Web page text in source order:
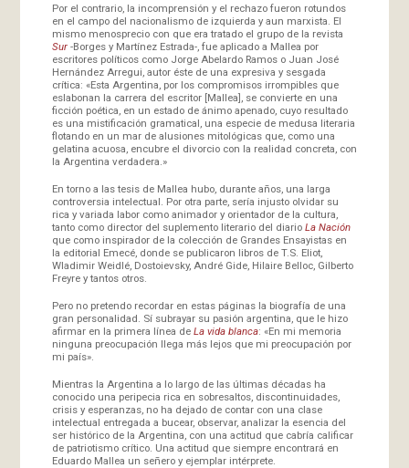
Por el contrario, la incomprensión y el rechazo fueron rotundos
en el campo del nacionalismo de izquierda y aun marxista. El
mismo menosprecio con que era tratado el grupo de la revista
Sur -Borges y Martínez Estrada-, fue aplicado a Mallea por
escritores políticos como Jorge Abelardo Ramos o Juan José
Hernández Arregui, autor éste de una expresiva y sesgada
crítica: «Esta Argentina, por los compromisos irrompibles que
eslabonan la carrera del escritor [Mallea], se convierte en una
ficción poética, en un estado de ánimo apenado, cuyo resultado
es una mistificación gramatical, una especie de medusa literaria
flotando en un mar de alusiones mitológicas que, como una
gelatina acuosa, encubre el divorcio con la realidad concreta, con
la Argentina verdadera.»
En torno a las tesis de Mallea hubo, durante años, una larga
controversia intelectual. Por otra parte, sería injusto olvidar su
rica y variada labor como animador y orientador de la cultura,
tanto como director del suplemento literario del diario La Nación
que como inspirador de la colección de Grandes Ensayistas en
la editorial Emecé, donde se publicaron libros de T.S. Eliot,
Wladimir Weidlé, Dostoievsky, André Gide, Hilaire Belloc, Gilberto
Freyre y tantos otros.
Pero no pretendo recordar en estas páginas la biografía de una
gran personalidad. Sí subrayar su pasión argentina, que le hizo
afirmar en la primera línea de La vida blanca: «En mi memoria
ninguna preocupación llega más lejos que mi preocupación por
mi país».
Mientras la Argentina a lo largo de las últimas décadas ha
conocido una peripecia rica en sobresaltos, discontinuidades,
crisis y esperanzas, no ha dejado de contar con una clase
intelectual entregada a bucear, observar, analizar la esencia del
ser histórico de la Argentina, con una actitud que cabría calificar
de patriotismo crítico. Una actitud que siempre encontrará en
Eduardo Mallea un señero y ejemplar intérprete.